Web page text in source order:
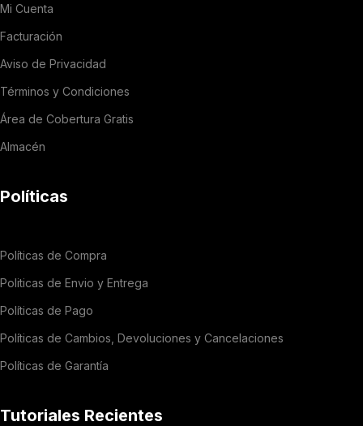
Mi Cuenta
Facturación
Aviso de Privacidad
Términos y Condiciones
Área de Cobertura Gratis
Almacén
Políticas
Políticas de Compra
Politicas de Envio y Entrega
Políticas de Pago
Políticas de Cambios, Devoluciones y Cancelaciones
Políticas de Garantía
Tutoriales Recientes